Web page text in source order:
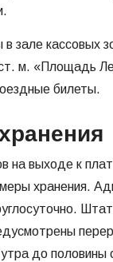
зале кассовых
м. «Площадь
билеты.
на выходе к
хранения.
до половины